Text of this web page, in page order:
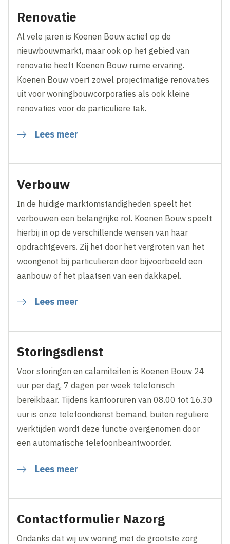
Renovatie
Al vele jaren is Koenen Bouw actief op de
nieuwbouwmarkt, maar ook op het gebied van
renovatie heeft Koenen Bouw ruime ervaring.
Koenen Bouw voert zowel projectmatige renovaties
uit voor woningbouwcorporaties als ook kleine
renovaties voor de particuliere tak.
Lees meer
Verbouw
In de huidige marktomstandigheden speelt het
verbouwen een belangrijke rol. Koenen Bouw speelt
hierbij in op de verschillende wensen van haar
opdrachtgevers. Zij het door het vergroten van het
woongenot bij particulieren door bijvoorbeeld een
aanbouw of het plaatsen van een dakkapel.
Lees meer
Storingsdienst
Voor storingen en calamiteiten is Koenen Bouw 24
uur per dag, 7 dagen per week telefonisch
bereikbaar. Tijdens kantooruren van 08.00 tot 16.30
uur is onze telefoondienst bemand, buiten reguliere
werktijden wordt deze functie overgenomen door
een automatische telefoonbeantwoorder.
Lees meer
Contactformulier Nazorg
Ondanks dat wij uw woning met de grootste zorg